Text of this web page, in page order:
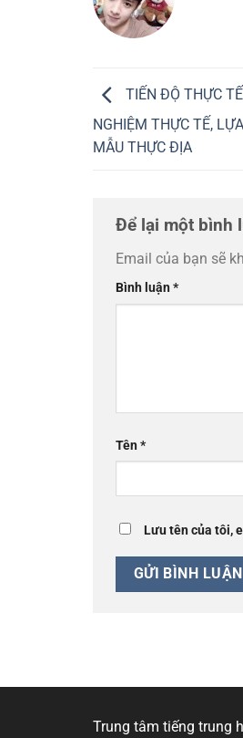
TIẾN ĐỘ THỰC
NGHIỆM THỰC TẾ,
MẪU THỰC ĐỊA
Để lại một bình
Email của bạn sẽ
Bình luận*
Tên*
Lưu tên của tôi,
Trung tâm tiếng trung